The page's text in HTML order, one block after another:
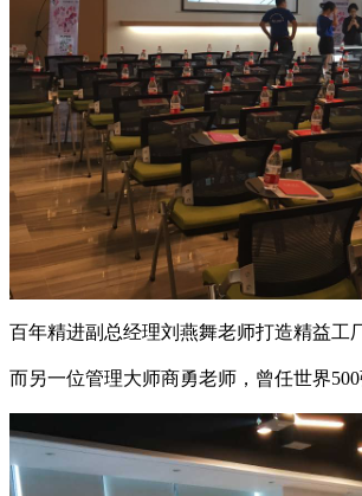
百年精进副总经理刘燕舞老师打造精益工
而另一位管理大师商勇老师，曾任世界